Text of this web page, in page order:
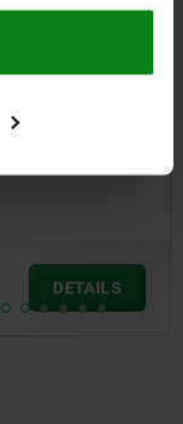
DETAILS